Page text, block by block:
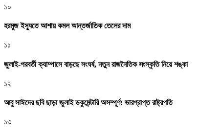
১০
হরমুজ ইস্যুতে আশায় কমল আন্তর্জাতিক তেলের দাম
১১
জুলাই-পরবর্তী ক্যাম্পাসে বাড়ছে সংঘর্ষ, নতুন রাজনৈতিক সংস্কৃতি নিয়ে শঙ্কা
১২
আবু সাঈদের ছবি ছাড়া জুলাই ডকুমেন্টারি অসম্পূর্ণ: ভারপ্রাপ্ত রাষ্ট্রপতি
১৩